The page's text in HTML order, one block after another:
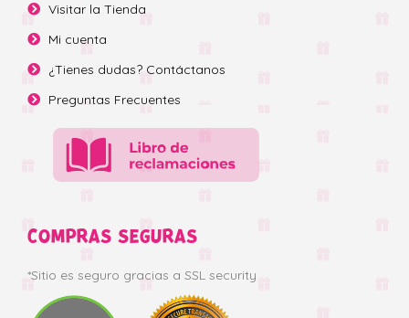
Visitar la Tienda
Mi cuenta
¿Tienes dudas? Contáctanos
Preguntas Frecuentes
COMPRAS SEGURAS
*Sitio es seguro gracias a SSL security